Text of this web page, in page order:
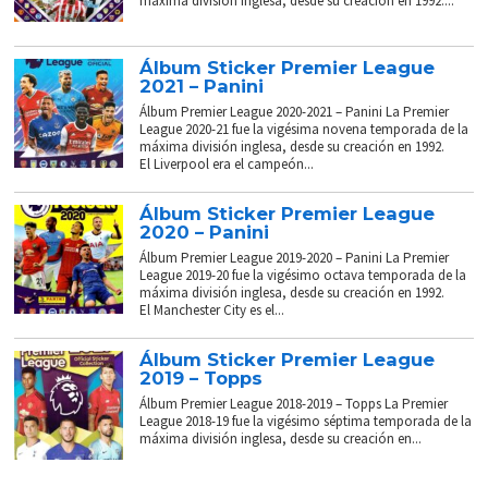
Álbum Sticker Premier League
2021 – Panini
Álbum Premier League 2020-2021 – Panini La Premier
League 2020-21 fue la vigésima novena temporada de la
máxima división inglesa, desde su creación en 1992.
El Liverpool era el campeón...
Álbum Sticker Premier League
2020 – Panini
Álbum Premier League 2019-2020 – Panini La Premier
League 2019-20 fue la vigésimo octava temporada de la
máxima división inglesa, desde su creación en 1992.
El Manchester City es el...
Álbum Sticker Premier League
2019 – Topps
Álbum Premier League 2018-2019 – Topps La Premier
League 2018-19 fue la vigésimo séptima temporada de la
máxima división inglesa, desde su creación en...